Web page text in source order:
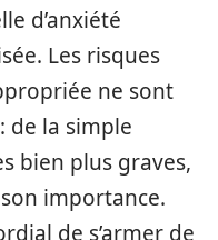
d’anxiété
Les risques
ne sont
de la simple
bien plus graves,
importance.
de s’armer de